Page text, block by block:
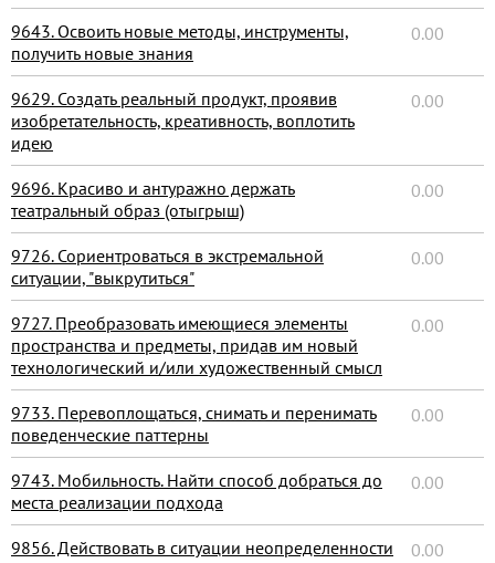
9643. Освоить новые методы, инструменты,
получить новые знания
0.00
9629. Создать реальный продукт, проявив
изобретательность, креативность, воплотить
идею
0.00
9696. Красиво и антуражно держать
театральный образ (отыгрыш)
0.00
9726. Сориентроваться в экстремальной
ситуации, "выкрутиться"
0.00
9727. Преобразовать имеющиеся элементы
пространства и предметы, придав им новый
технологический и/или художественный смысл
0.00
9733. Перевоплощаться, снимать и перенимать
поведенческие паттерны
0.00
9743. Мобильность. Найти способ добраться до
места реализации подхода
0.00
9856. Действовать в ситуации неопределенности 0.00